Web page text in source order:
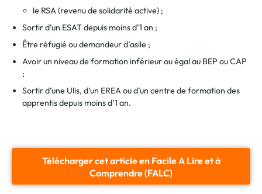
le RSA (revenu de solidarité active) ;
Sortir d’un ESAT depuis moins d’1 an ;
Être réfugié ou demandeur d’asile ;
Avoir un niveau de formation inférieur ou égal au BEP ou CAP
;
Sortir d’une Ulis, d’un EREA ou d’un centre de formation des
apprentis depuis moins d’1 an.
Télécharger cet article en Facile A Lire et à
Comprendre (FALC)